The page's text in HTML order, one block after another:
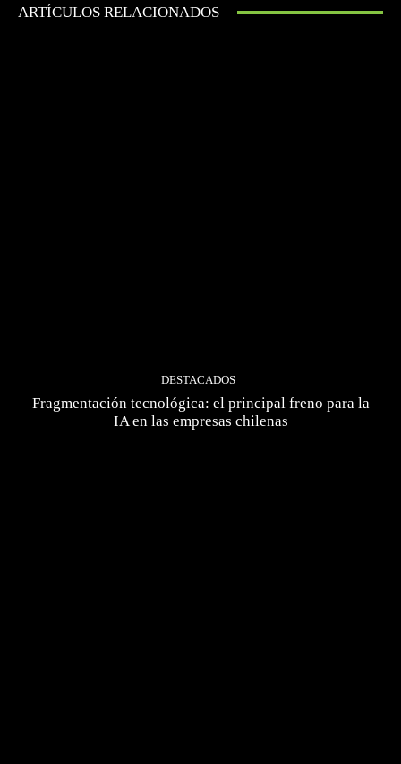
ARTÍCULOS RELACIONADOS
DESTACADOS
Fragmentación tecnológica: el principal freno para la
IA en las empresas chilenas